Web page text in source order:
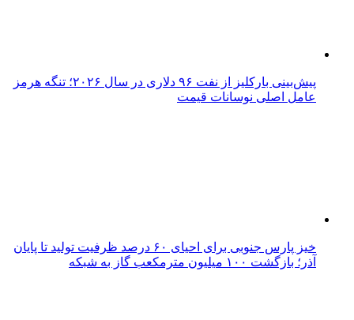
پیش‌بینی بارکلیز از نفت ۹۶ دلاری در سال ۲۰۲۶؛ تنگه هرمز
عامل اصلی نوسانات قیمت
خیز پارس جنوبی برای احیای ۶۰ درصد ظرفیت تولید تا پایان
آذر؛ بازگشت ۱۰۰ میلیون مترمکعب گاز به شبکه